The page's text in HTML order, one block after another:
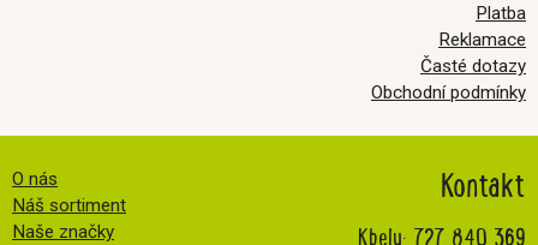
Kontakt
Kbely: 727 840 369
Platba
Reklamace
Časté dotazy
Obchodní podmínky
O nás
Náš sortiment
Naše značky